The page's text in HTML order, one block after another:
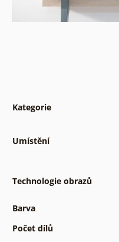
Kategorie
Umístění
Technologie obrazů
Barva
Počet dílů